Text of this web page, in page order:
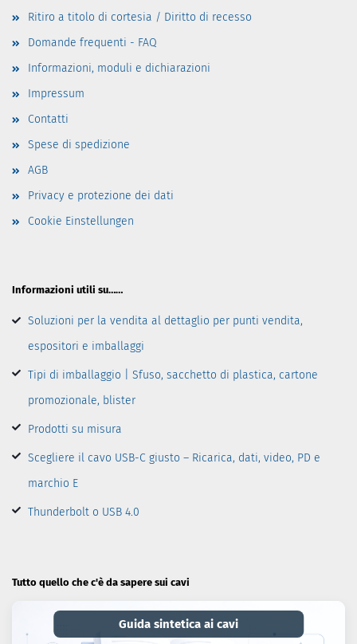
Ritiro a titolo di cortesia / Diritto di recesso
Domande frequenti - FAQ
Informazioni, moduli e dichiarazioni
Impressum
Contatti
Spese di spedizione
AGB
Privacy e protezione dei dati
Cookie Einstellungen
Informazioni utili su……
Soluzioni per la vendita al dettaglio per punti vendita,
espositori e imballaggi
Tipi di imballaggio | Sfuso, sacchetto di plastica, cartone
promozionale, blister
Prodotti su misura
Scegliere il cavo USB-C giusto – Ricarica, dati, video, PD e
marchio E
Thunderbolt o USB 4.0
Tutto quello che c'è da sapere sui cavi
Guida sintetica ai cavi